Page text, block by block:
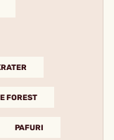
FOREST
PAFURI